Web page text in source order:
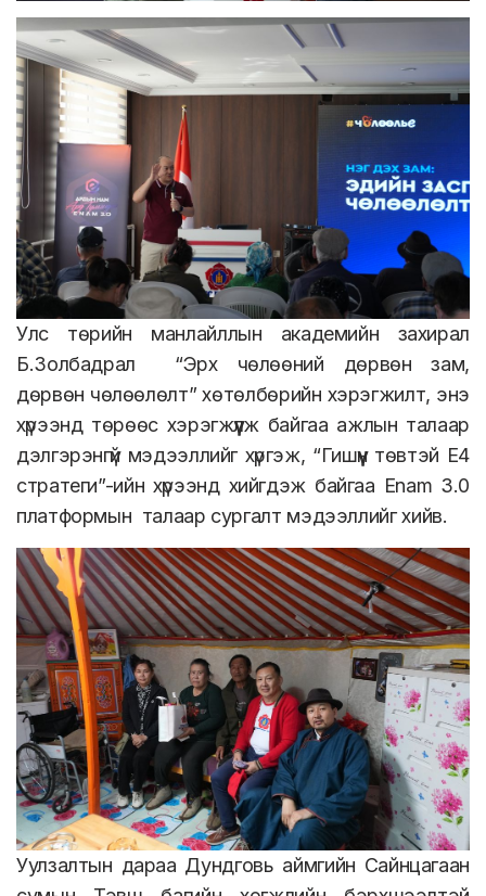
Улс төрийн манлайллын академийн захирал
Б.Золбадрал “Эрх чөлөөний дөрвөн зам,
дөрвөн чөлөөлөлт” хөтөлбөрийн хэрэгжилт, энэ
хүрээнд төрөөс хэрэгжүүлж байгаа ажлын талаар
дэлгэрэнгүй мэдээллийг хүргэж, “Гишүүн төвтэй E4
стратеги”-ийн хүрээнд хийгдэж байгаа Enam 3.0
платформын талаар сургалт мэдээллийг хийв.
Уулзалтын дараа Дундговь аймгийн Сайнцагаан